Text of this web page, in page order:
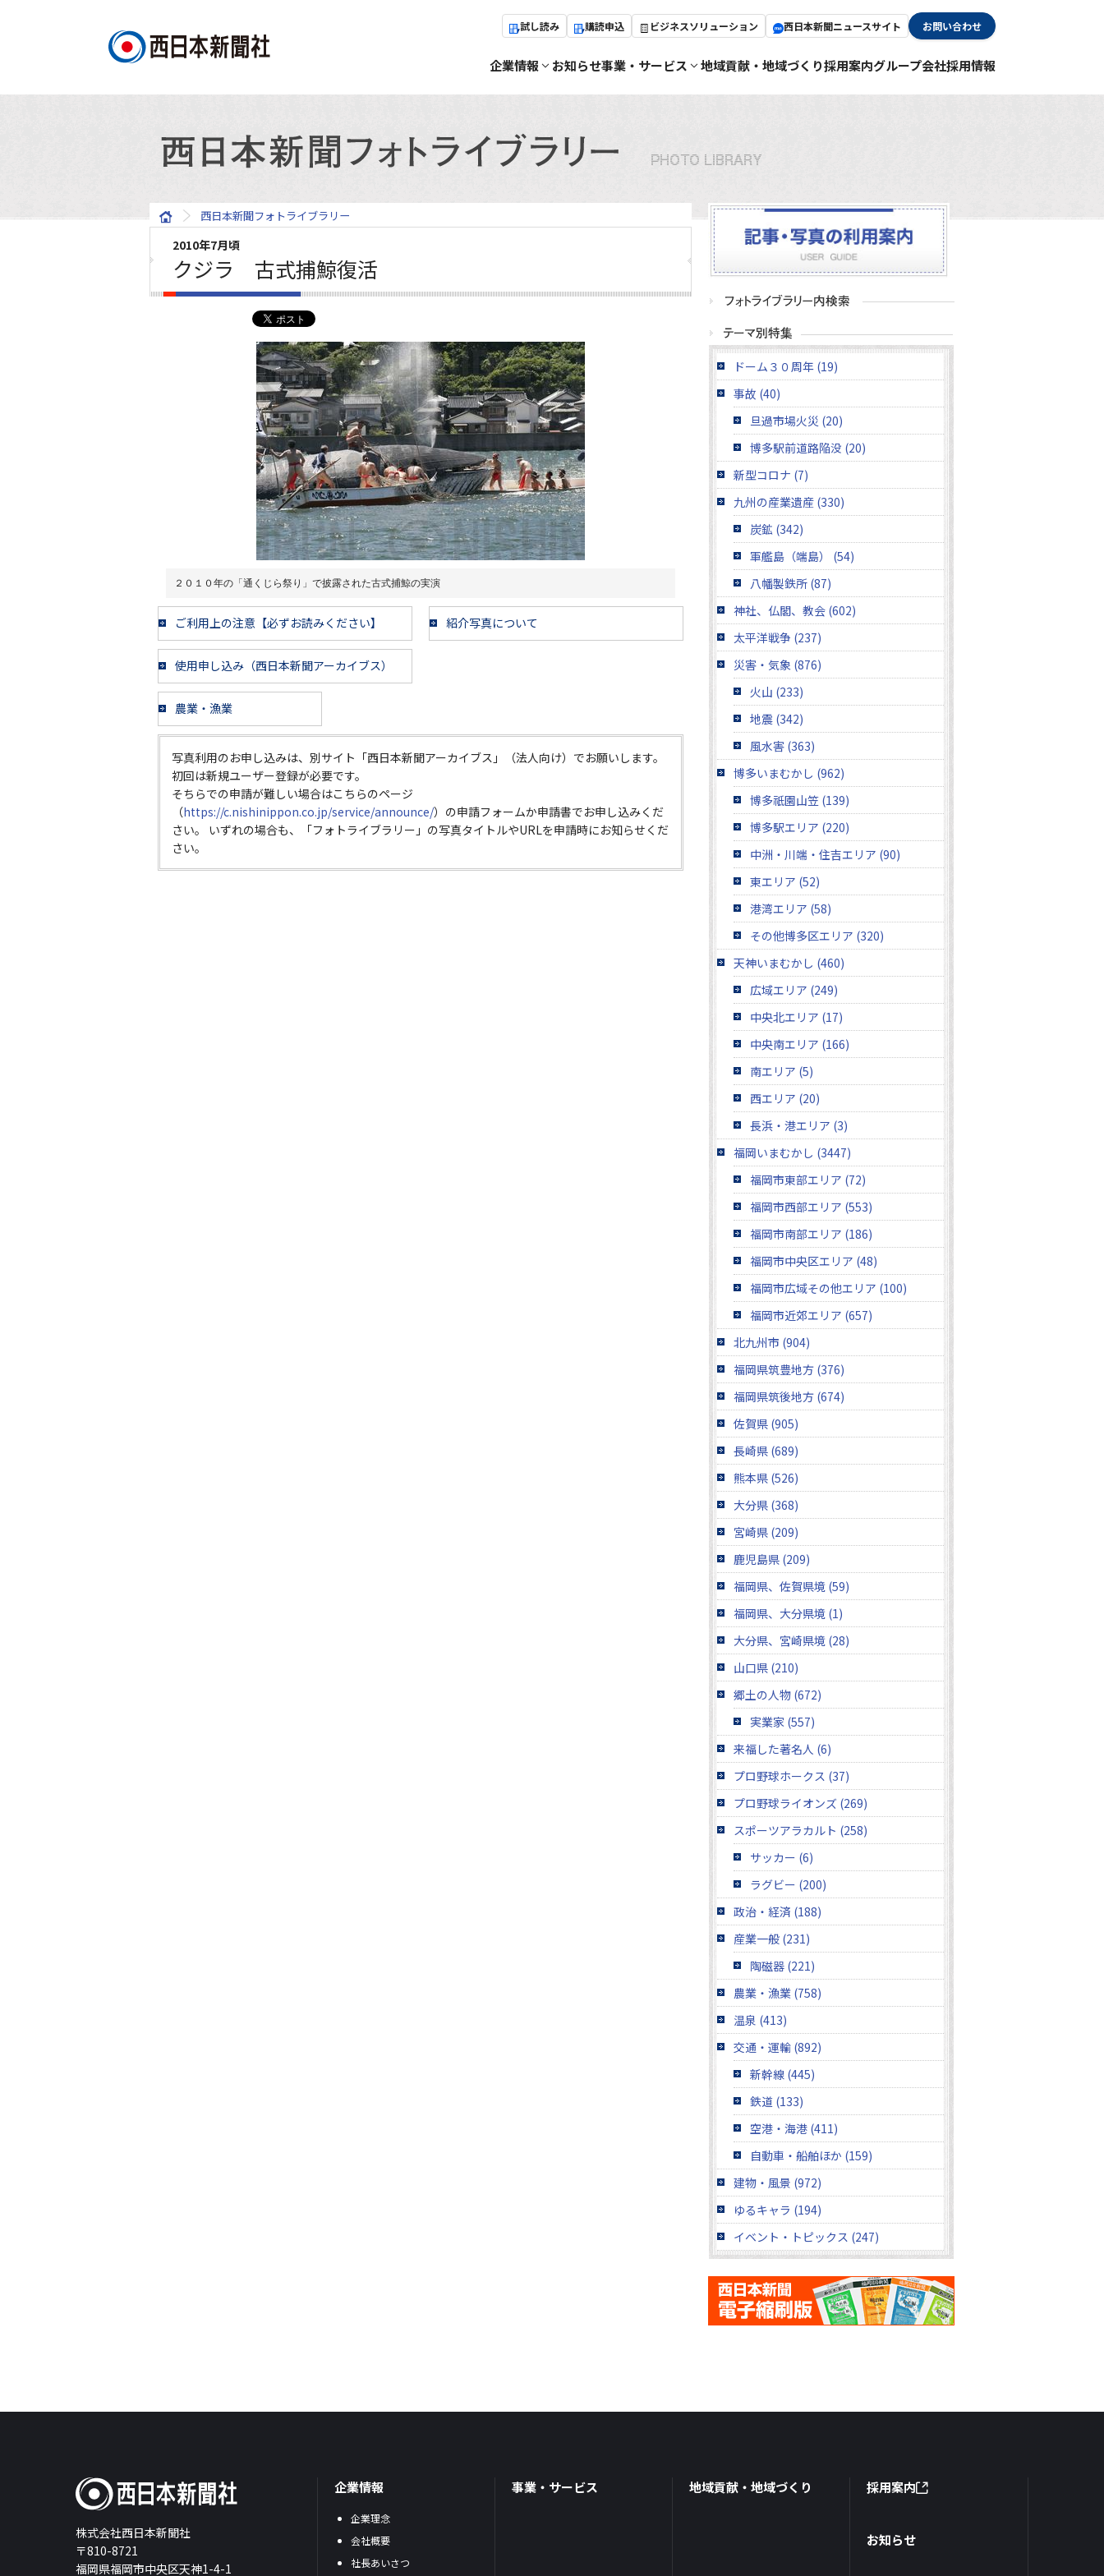
試し読み 購読申込 ビジネスソリューション 西日本新聞ニュースサイト お問い合わせ
企業情報 お知らせ事業・サービス 地域貢献・地域づくり採用案内グループ会社採用情報
西日本新聞フォトライブラリー
2010年7月頃
クジラ 古式捕鯨復活
２０１０年の「通くじら祭り」で披露された古式捕鯨の実演
ご利用上の注意【必ずお読みください】 紹介写真について
使用申し込み（西日本新聞アーカイブス）
農業・漁業
写真利用のお申し込みは、別サイト「西日本新聞アーカイブス」（法人向け）でお願いします。
初回は新規ユーザー登録が必要です。
そちらでの申請が難しい場合はこちらのページ
（https://c.nishinippon.co.jp/service/announce/）の申請フォームか申請書でお申し込みくだ
さい。 いずれの場合も、「フォトライブラリー」の写真タイトルやURLを申請時にお知らせくだ
さい。
ドーム３０周年 (19)
事故 (40)
旦過市場火災 (20)
博多駅前道路陥没 (20)
新型コロナ (7)
九州の産業遺産 (330)
炭鉱 (342)
軍艦島（端島） (54)
八幡製鉄所 (87)
神社、仏閣、教会 (602)
太平洋戦争 (237)
災害・気象 (876)
火山 (233)
地震 (342)
風水害 (363)
博多いまむかし (962)
博多祇園山笠 (139)
博多駅エリア (220)
中洲・川端・住吉エリア (90)
東エリア (52)
港湾エリア (58)
その他博多区エリア (320)
天神いまむかし (460)
広域エリア (249)
中央北エリア (17)
中央南エリア (166)
南エリア (5)
西エリア (20)
長浜・港エリア (3)
福岡いまむかし (3447)
福岡市東部エリア (72)
福岡市西部エリア (553)
福岡市南部エリア (186)
福岡市中央区エリア (48)
福岡市広域その他エリア (100)
福岡市近郊エリア (657)
北九州市 (904)
福岡県筑豊地方 (376)
福岡県筑後地方 (674)
佐賀県 (905)
長崎県 (689)
熊本県 (526)
大分県 (368)
宮崎県 (209)
鹿児島県 (209)
福岡県、佐賀県境 (59)
福岡県、大分県境 (1)
大分県、宮崎県境 (28)
山口県 (210)
郷土の人物 (672)
実業家 (557)
来福した著名人 (6)
プロ野球ホークス (37)
プロ野球ライオンズ (269)
スポーツアラカルト (258)
サッカー (6)
ラグビー (200)
政治・経済 (188)
産業一般 (231)
陶磁器 (221)
農業・漁業 (758)
温泉 (413)
交通・運輸 (892)
新幹線 (445)
鉄道 (133)
空港・海港 (411)
自動車・船舶ほか (159)
建物・風景 (972)
ゆるキャラ (194)
イベント・トピックス (247)
株式会社西日本新聞社
〒810-8721
福岡県福岡市中央区天神1-4-1
企業情報
企業理念
会社概要
社長あいさつ
事業・サービス 地域貢献・地域づくり 採用案内
お知らせ